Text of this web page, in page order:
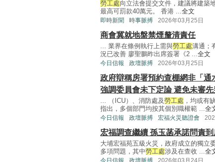
勞工處向立法會提交文件，建議將建築
最高可罰款40萬元。 香港 ...全文
即時新聞 時事脈搏 2026年03月25日
商會冀就地盤禁煙釐清責任
... 業界在條例執行上需與勞工處溝通；
況已改善 廖聖鵬昨出席簽署《2 ...全文
今日信報 政壇脈搏 2026年03月25日
政府辯稱房署預約查棚網非「通
強調委員會未下定論 避免未審
... （ICU）、消防處及勞工處 ，均或有
指出，多個部門均按其個別職權範 ...全
今日信報 政壇脈搏 宏福火災聽證會
宏福調查繼續 孫玉菡承諾問責到
大埔宏福苑五級火災，政府成立的獨立
多項問題，其中勞工處涉及在查收 ...全
今日信報 政壇脈搏 2026年03月24日